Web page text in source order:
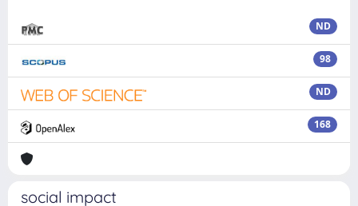
ND
98
ND
168
social impact